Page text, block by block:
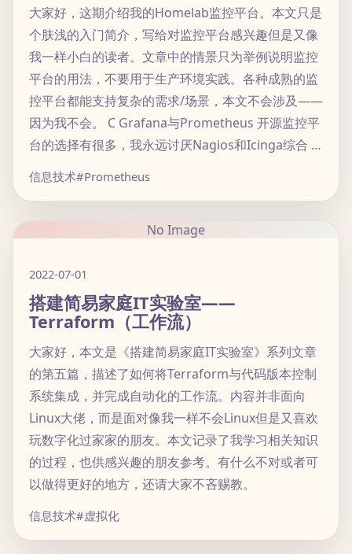
大家好，这期介绍我的Homelab监控平台。本文只是
个肤浅的入门简介，写给对监控平台感兴趣但是又像
我一样小白的读者。文章中的情景只为举例说明监控
平台的用法，不要用于生产环境实践。各种成熟的监
控平台都能支持复杂的需求/场景，本文不会涉及——
因为我不会。 C Grafana与Prometheus 开源监控平
台的选择有很多，我永远讨厌Nagios和Icinga综合 …
信息技术#Prometheus
No Image
2022-07-01
搭建简易家庭IT实验室——
Terraform（工作流）
大家好，本文是《搭建简易家庭IT实验室》系列文章
的第五篇，描述了如何将Terraform与代码版本控制
系统集成，并完成自动化的工作流。内容并非面向
Linux大佬，而是面对像我一样不会Linux但是又喜欢
玩数字化过家家的朋友。本文记录了我学习相关知识
的过程，也供感兴趣的朋友参考。有什么不对或者可
以做得更好的地方，还请大家不吝赐教。
信息技术#虚拟化